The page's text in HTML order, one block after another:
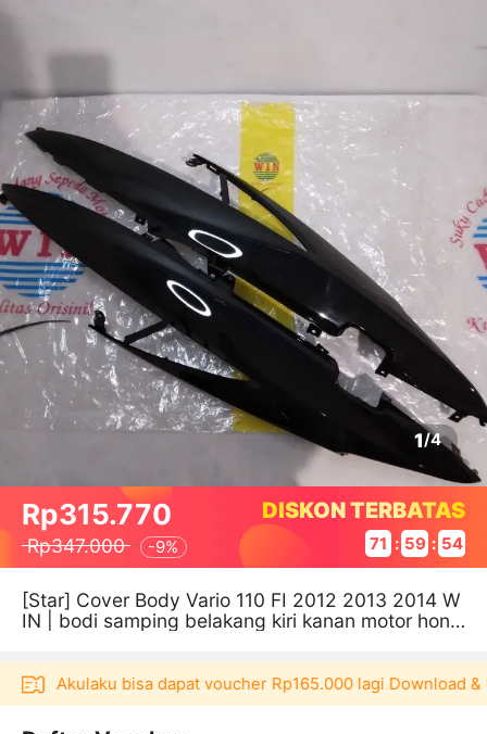
1/4
Rp315.770
Rp347.000 -9%
DISKON TERBATAS
71 : 59 : 54
[Star] Cover Body Vario 110 FI 2012 2013 2014 W
IN | bodi samping belakang kiri kanan motor hond
Akulaku bisa dapat voucher Rp165.000 lagi Download &